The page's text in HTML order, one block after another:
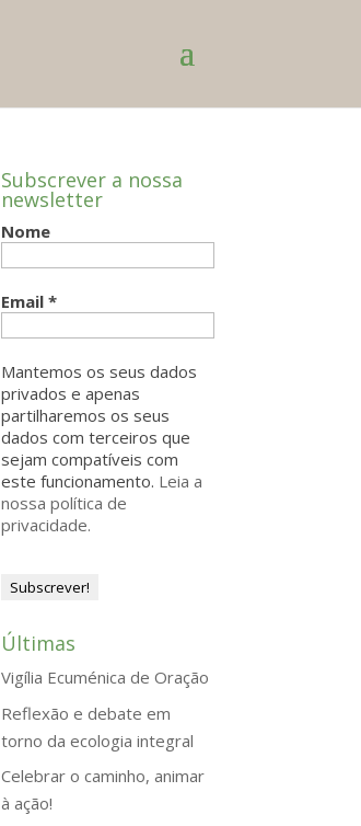
Subscrever a nossa
newsletter
Nome
Email*
Mantemos os seus dados
privados e apenas
partilharemos os seus
dados com terceiros que
sejam compatíveis com
este funcionamento. Leia a
nossa política de
privacidade.
Últimas
Vigília Ecuménica de Oração
Reflexão e debate em
torno da ecologia integral
Celebrar o caminho, animar
à ação!